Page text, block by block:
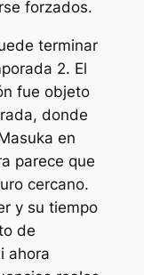
forzados.
terminar
2. El
fue objeto
donde
en
parece que
cercano.
y su tiempo
de
ahora